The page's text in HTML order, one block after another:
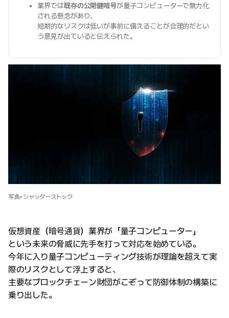
業界では既存の公開鍵暗号が量子コンピューターで無力化
される懸念があり、
短期的なリスクは低いが事前に備えることが合理的だとい
う意見が出ていると伝えられた。
写真=シャッターストック
仮想資産（暗号通貨）業界が「量子コンピューター」
という未来の脅威に先手を打って対応を始めている。
今年に入り量子コンピューティング技術が理論を超えて実
際のリスクとして浮上すると、
主要なブロックチェーン財団がこぞって防御体制の構築に
乗り出した。